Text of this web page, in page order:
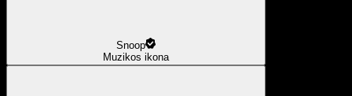
Snoop
Muzikos ikona